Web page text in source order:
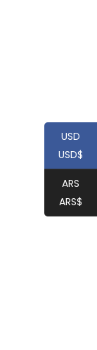
USD
USD$
ARS
ARS$